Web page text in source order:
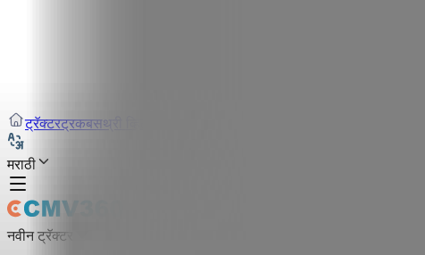
ट्रॅक्टरट्रकबसथ्री व्हिलर
मराठी
नवीन ट्रॅक्टर